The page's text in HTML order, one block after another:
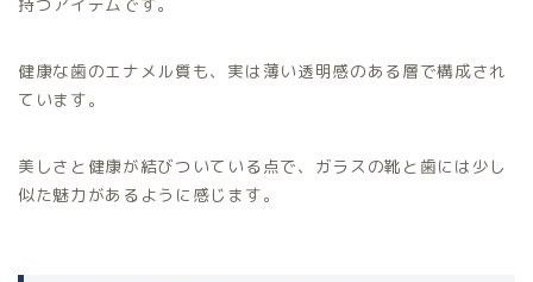
健康な歯のエナメル質も、実は薄い透明感のある層で構成され
ています。
美しさと健康が結びついている点で、ガラスの靴と歯には少し
似た魅力があるように感じます。